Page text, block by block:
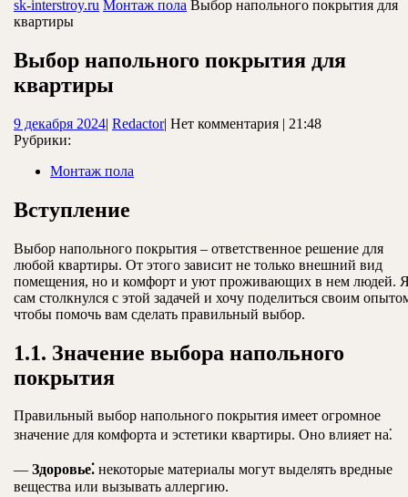
sk-interstroy.ru Монтаж пола Выбор напольного покрытия для
квартиры
Выбор напольного покрытия для
квартиры
9 декабря 20249| RedactorRedactor
| Нет комментария | 21:48
Рубрики:
Монтаж пола
Вступление
Выбор напольного покрытия – ответственное решение для
любой квартиры. От этого зависит не только внешний вид
помещения, но и комфорт и уют проживающих в нем людей.
сам столкнулся с этой задачей и хочу поделиться своим
чтобы помочь вам сделать правильный выбор.
1.1. Значение выбора напольного
покрытия
Правильный выбор напольного покрытия имеет огромное
значение для комфорта и эстетики квартиры. Оно влияет на⁚
— Здоровье⁚ некоторые материалы могут выделять вредные
вещества или вызывать аллергию.